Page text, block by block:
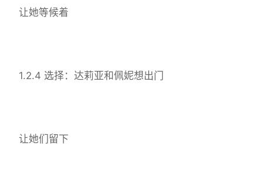
让她等候着
1.2.4 选择：达莉亚和佩妮想出门
让她们留下